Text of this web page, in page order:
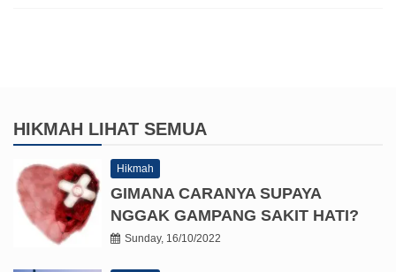
HIKMAH LIHAT SEMUA
Hikmah
GIMANA CARANYA SUPAYA
NGGAK GAMPANG SAKIT HATI?
Sunday, 16/10/2022